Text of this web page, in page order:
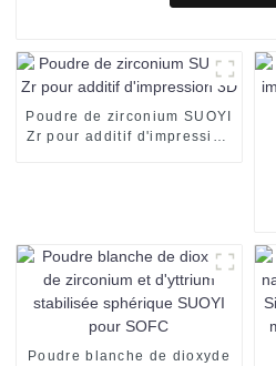
Poudre de zirconium SUOYI
Zr pour additif d'impression
Poudre blanche de dioxyde